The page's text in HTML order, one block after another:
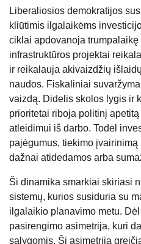
Liberaliosios demokratijos
kliūtimis ilgalaikėms
ciklai apdovanoja
infrastruktūros projektai
ir reikalauja akivaizdžių
naudos. Fiskaliniai
vaizdą. Didelis skolos lygis ir
prioritetai riboja politinį
atleidimui iš darbo. Todėl
pajėgumus, tiekimo
dažnai atidedamos arba
Ši dinamika smarkiai skiriasi
sistemų, kurios susiduria su
ilgalaikio planavimo metu.
pasirengimo asimetrija, kuri
sąlygomis. Ši asimetrija